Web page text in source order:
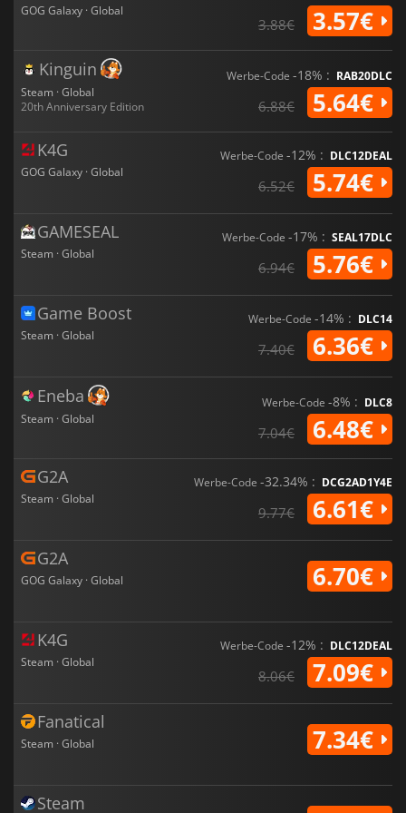
GOG Galaxy · Global
3.88€ 3.57€
Kinguin
Steam · Global
20th Anniversary Edition
Werbe-Code -18% : RAB20DLC
6.88€ 5.64€
K4G
GOG Galaxy · Global
Werbe-Code -12% : DLC12DEAL
6.52€ 5.74€
GAMESEAL
Steam · Global
Werbe-Code -17% : SEAL17DLC
6.94€ 5.76€
Game Boost
Steam · Global
Werbe-Code -14% : DLC14
7.40€ 6.36€
Eneba
Steam · Global
Werbe-Code -8% : DLC8
7.04€ 6.48€
G2A
Steam · Global
Werbe-Code -32.34% : DCG2AD1Y4E
9.77€ 6.61€
G2A
GOG Galaxy · Global 6.70€
K4G
Steam · Global
Werbe-Code -12% : DLC12DEAL
8.06€ 7.09€
Fanatical
Steam · Global 7.34€
Steam